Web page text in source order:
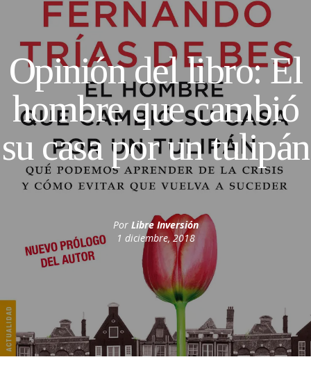
Opinión del libro: El
hombre que cambió
su casa por un tulipán
Por Libre Inversión
1 diciembre, 2018